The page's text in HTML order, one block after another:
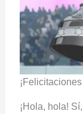
¡Hola, hola!